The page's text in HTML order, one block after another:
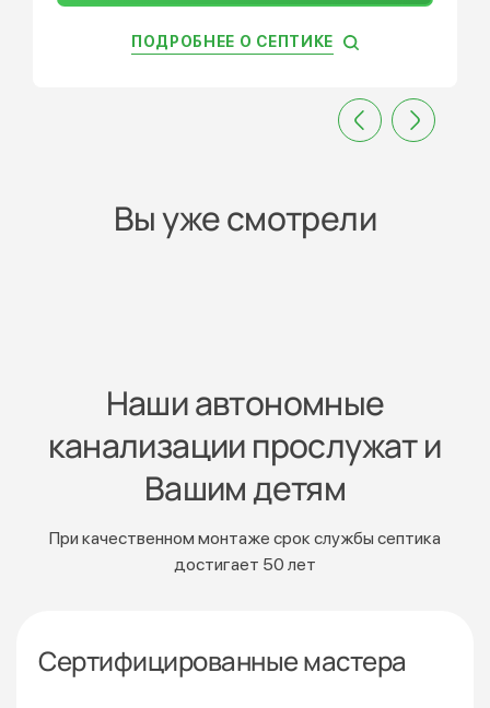
ПОДРОБНЕЕ О СЕПТИКЕ
Вы уже смотрели
Наши автономные
канализации прослужат и
Вашим детям
При качественном монтаже срок службы септика
достигает 50 лет
Сертифицированные мастера